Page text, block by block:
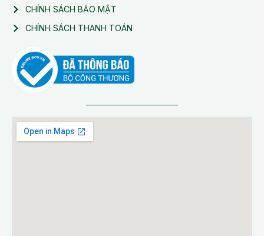
CHÍNH SÁCH BẢO MẬT
CHÍNH SÁCH THANH TOÁN